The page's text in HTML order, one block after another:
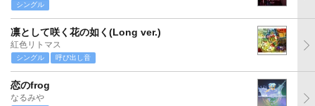
シングル
凛として咲く花の如く(Long ver.)
紅色リトマス
シングル 呼び出し音
恋のfrog
なるみや